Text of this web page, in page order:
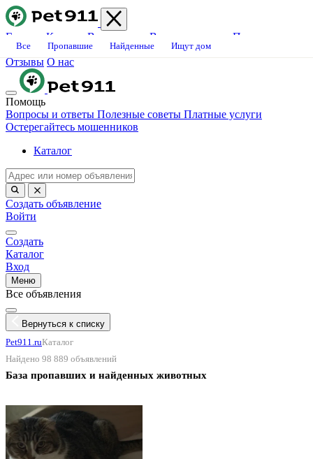
Главная Каталог Ветклиники Вопросы-ответы
Платные
услуги
Блог Свяжитесь с нами Станьте волонтёром
Отзывы О нас
Помощь
Вопросы и ответы Полезные советы Платные услуги
Остерегайтесь мошенников
Каталог
Создать объявление
Войти
Создать
Каталог
Вход
Меню
Все объявления
Все Пропавшие Найденные Ищут дом
Вернуться к списку
Pet911.ruКаталог
Найдено 98 889 объявлений
База пропавших и найденных животных